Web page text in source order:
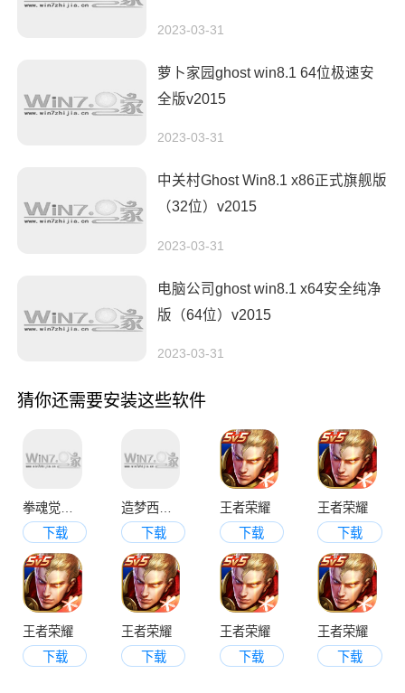
2023-03-31
萝卜家园ghost win8.1 64位极速安
全版v2015
2023-03-31
中关村Ghost Win8.1 x86正式旗舰版
（32位）v2015
2023-03-31
电脑公司ghost win8.1 x64安全纯净
版（64位）v2015
2023-03-31
猜你还需要安装这些软件
拳魂觉醒无限资源版
下载
下载
王者荣耀
下载
王者荣耀
下载
王者荣耀
下载
王者荣耀
下载
王者荣耀
下载
王者荣耀
下载